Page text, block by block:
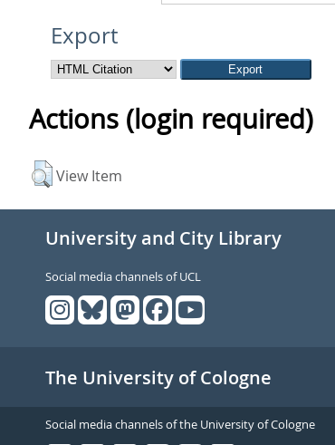
Export
Actions (login required)
View Item
University and City Library
Social media channels of UCL
The University of Cologne
Social media channels of the University of Cologne